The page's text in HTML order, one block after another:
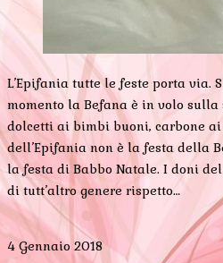
L’Epifania tutte le feste porta via.
momento la Befana è in volo sulla
dolcetti ai bimbi buoni, carbone
dell’Epifania non è la festa della
la festa di Babbo Natale. I doni
di tutt’altro genere rispetto…
4 Gennaio 2018